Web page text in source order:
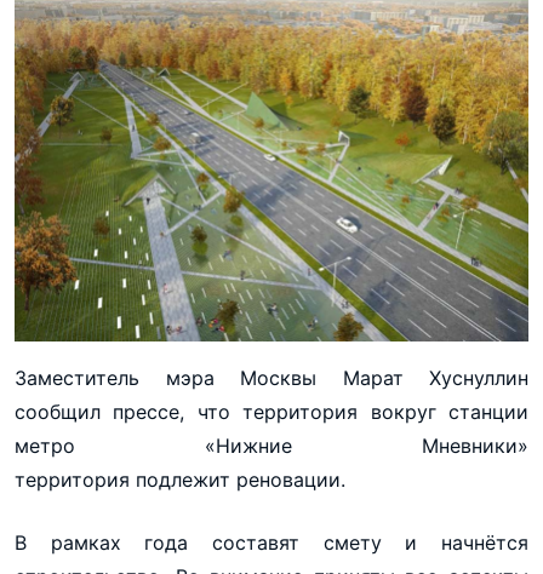
Заместитель мэра Москвы Марат Хуснуллин
сообщил прессе, что территория вокруг станции
метро «Нижние Мневники»
территория подлежит реновации.
В рамках года составят смету и начнётся